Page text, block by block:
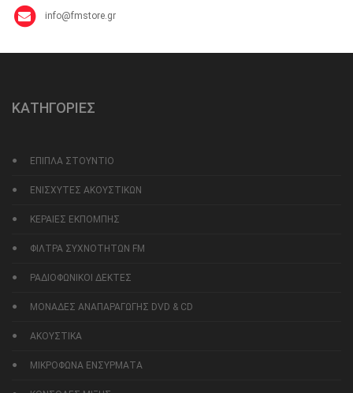
info@fmstore.gr
ΚΑΤΗΓΟΡΙΕΣ
ΕΠΙΠΛΑ ΣΤΟΥΝΤΙΟ
ΕΝΙΣΧΥΤΕΣ ΑΚΟΥΣΤΙΚΩΝ
ΚΕΡΑΙΕΣ ΕΚΠΟΜΠΗΣ
ΦΙΛΤΡΑ ΣΥΧΝΟΤΗΤΩΝ FM
ΡΑΔΙΟΦΩΝΙΚΟΙ ΔΕΚΤΕΣ
ΜΟΝΑΔΕΣ ΑΝΑΠΑΡΑΓΩΓΗΣ DVD & CD
ΑΚΟΥΣΤΙΚΑ
ΜΙΚΡΟΦΩΝΑ ΕΝΣΥΡΜΑΤΑ